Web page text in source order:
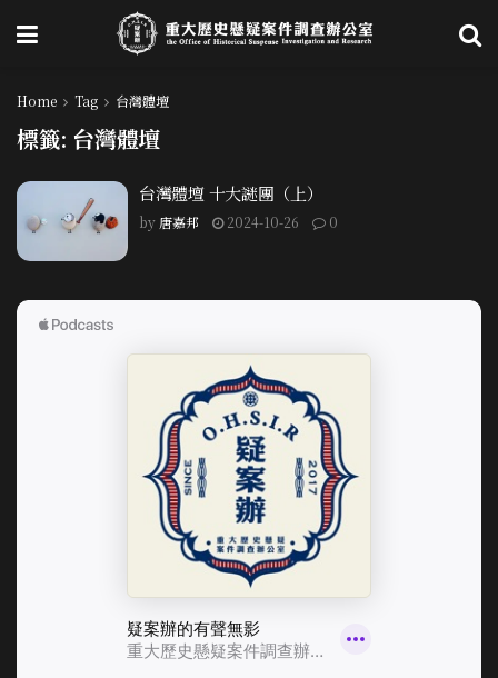
Home Tag 台灣體壇
標籤: 台灣體壇
台灣體壇 十大謎團（上）
by 唐嘉邦 2024-10-26 0